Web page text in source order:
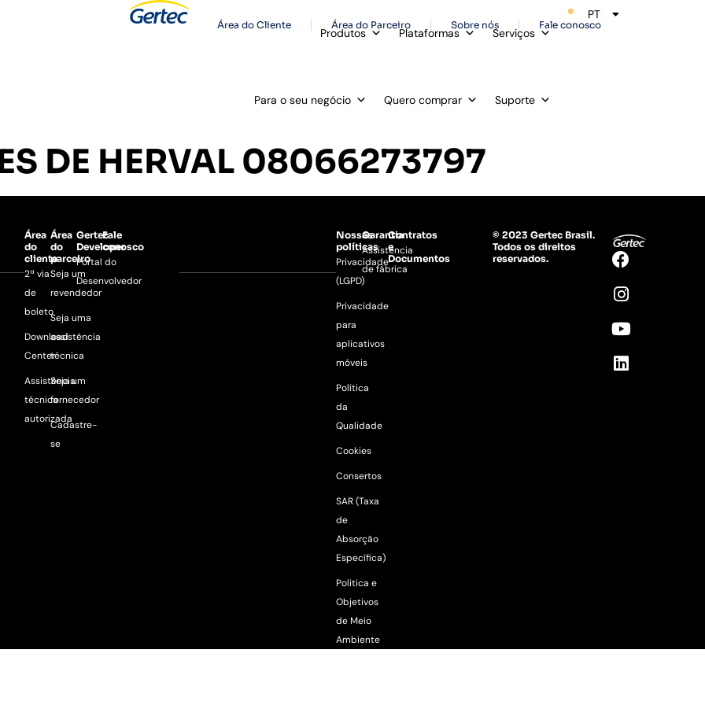
Área do Cliente Área do Parceiro Sobre nós Fale conosco
Produtos Plataformas Serviços
Para o seu negócio Quero comprar Suporte
PT
ES
DE HERVAL 08066273797
Área
do
cliente
2ª via
de
boleto
Download
Center
Assistência
técnica
autorizada
Área
do
parceiro
Seja um
revendedor
Seja uma
assistência
técnica
Seja um
fornecedor
Cadastre-
se
Gertec
Developer
Portal do
Desenvolvedor
Fale
conosco
Nossas
políticas
Privacidade
(LGPD)
Privacidade
para
aplicativos
móveis
Política
da
Qualidade
Cookies
Consertos
SAR (Taxa
de
Absorção
Específica)
Politica e
Objetivos
de Meio
Ambiente
Garantia
Assistência
de fábrica
Contratos
e
Documentos
© 2023 Gertec Brasil.
Todos os direitos
reservados.